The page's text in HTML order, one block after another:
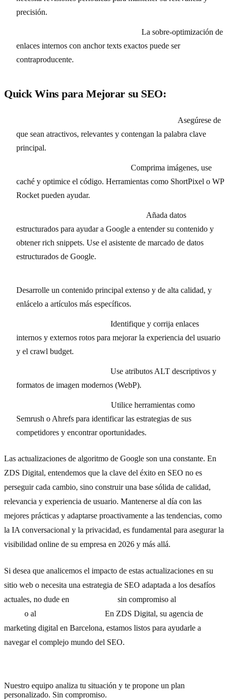
precisión.
La sobre-optimización de
enlaces internos con anchor texts exactos puede ser
contraproducente.
Quick Wins para Mejorar su SEO:
Asegúrese de
que sean atractivos, relevantes y contengan la palabra clave
principal.
Comprima imágenes, use
caché y optimice el código. Herramientas como ShortPixel o WP
Rocket pueden ayudar.
Añada datos
estructurados para ayudar a Google a entender su contenido y
obtener rich snippets. Use el asistente de marcado de datos
estructurados de Google.
Desarrolle un contenido principal extenso y de alta calidad, y
enlácelo a artículos más específicos.
Identifique y corrija enlaces
internos y externos rotos para mejorar la experiencia del usuario
y el crawl budget.
Use atributos ALT descriptivos y
formatos de imagen modernos (WebP).
Utilice herramientas como
Semrush o Ahrefs para identificar las estrategias de sus
competidores y encontrar oportunidades.
Las actualizaciones de algoritmo de Google son una constante. En
ZDS Digital, entendemos que la clave del éxito en SEO no es
perseguir cada cambio, sino construir una base sólida de calidad,
relevancia y experiencia de usuario. Mantenerse al día con las
mejores prácticas y adaptarse proactivamente a las tendencias, como
la IA conversacional y la privacidad, es fundamental para asegurar la
visibilidad online de su empresa en 2026 y más allá.
Si desea que analicemos el impacto de estas actualizaciones en su
sitio web o necesita una estrategia de SEO adaptada a los desafíos
actuales, no dude en
sin compromiso al
o al
En ZDS Digital, su agencia de
marketing digital en Barcelona, estamos listos para ayudarle a
navegar el complejo mundo del SEO.
Nuestro equipo analiza tu situación y te propone un plan
personalizado. Sin compromiso.